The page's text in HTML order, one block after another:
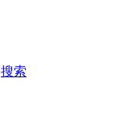
搜索